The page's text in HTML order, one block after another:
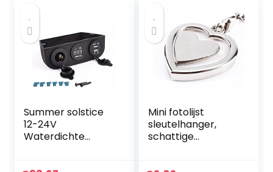
Summer solstice
12-24V
Waterdichte
Mini fotolijst
sleutelhanger,
schattige